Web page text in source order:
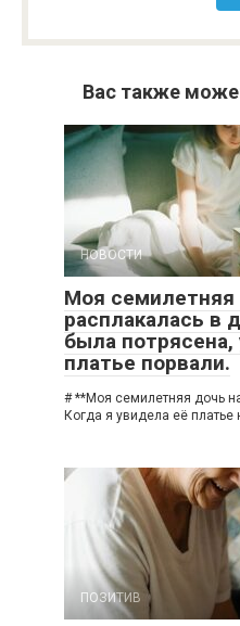
Вас также
НОВОСТИ
Моя семилетняя
расплакалась в
была потрясена,
платье порвали.
# **Моя семилетняя дочь
Когда я увидела её платье
ПОЗИТИВ